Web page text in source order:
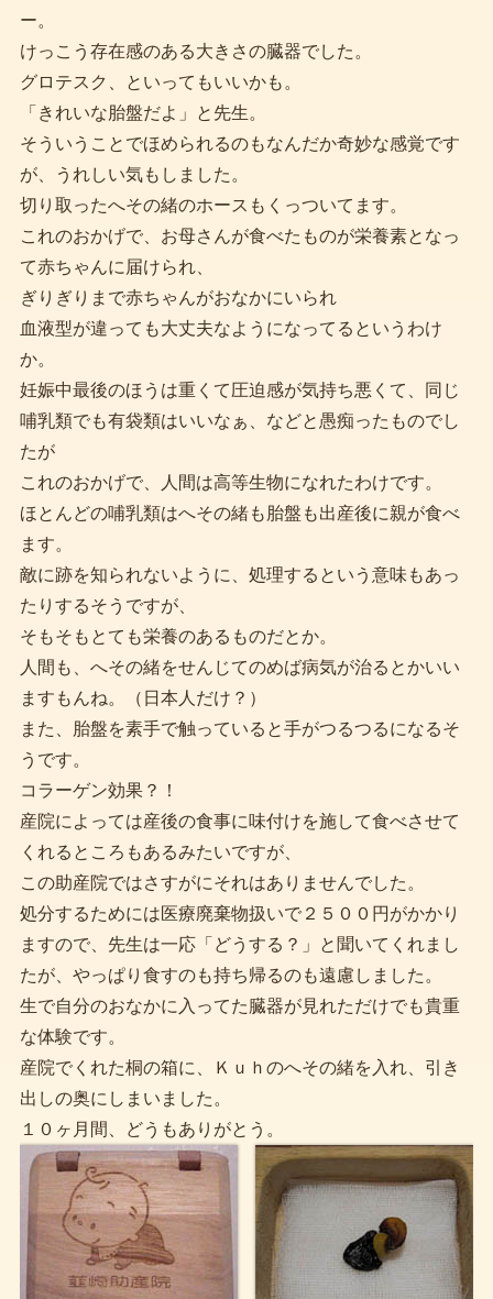
ー。
けっこう存在感のある大きさの臓器でした。
グロテスク、といってもいいかも。
「きれいな胎盤だよ」と先生。
そういうことでほめられるのもなんだか奇妙な感覚です
が、うれしい気もしました。
切り取ったへその緒のホースもくっついてます。
これのおかげで、お母さんが食べたものが栄養素となっ
て赤ちゃんに届けられ、
ぎりぎりまで赤ちゃんがおなかにいられ
血液型が違っても大丈夫なようになってるというわけ
か。
妊娠中最後のほうは重くて圧迫感が気持ち悪くて、同じ
哺乳類でも有袋類はいいなぁ、などと愚痴ったものでし
たが
これのおかげで、人間は高等生物になれたわけです。
ほとんどの哺乳類はへその緒も胎盤も出産後に親が食べ
ます。
敵に跡を知られないように、処理するという意味もあっ
たりするそうですが、
そもそもとても栄養のあるものだとか。
人間も、へその緒をせんじてのめば病気が治るとかいい
ますもんね。（日本人だけ？）
また、胎盤を素手で触っていると手がつるつるになるそ
うです。
コラーゲン効果？！
産院によっては産後の食事に味付けを施して食べさせて
くれるところもあるみたいですが、
この助産院ではさすがにそれはありませんでした。
処分するためには医療廃棄物扱いで２５００円がかかり
ますので、先生は一応「どうする？」と聞いてくれまし
たが、やっぱり食すのも持ち帰るのも遠慮しました。
生で自分のおなかに入ってた臓器が見れただけでも貴重
な体験です。
産院でくれた桐の箱に、Ｋｕｈのへその緒を入れ、引き
出しの奥にしまいました。
１０ヶ月間、どうもありがとう。